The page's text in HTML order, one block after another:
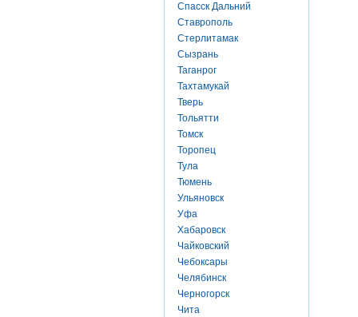
Спасск Дальний
Ставрополь
Стерлитамак
Сызрань
Таганрог
Тахтамукай
Тверь
Тольятти
Томск
Торопец
Тула
Тюмень
Ульяновск
Уфа
Хабаровск
Чайковский
Чебоксары
Челябинск
Черногорск
Чита